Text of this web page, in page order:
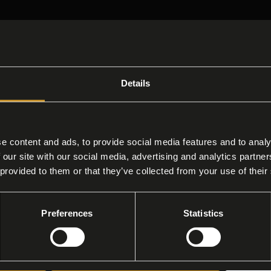
Details
content and ads, to provide social media features and to
site with our social media, advertising and analytics
to them or that they’ve collected from your use of
Preferences Statistics
Charme
passa anche attraverso il racconto
e artigianalità, facendo sentire ogni
sull'eccellenza, oppure una
privi di glutine e lattosio,